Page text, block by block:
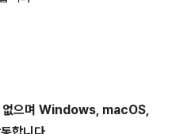
없으며 Windows, macOS,